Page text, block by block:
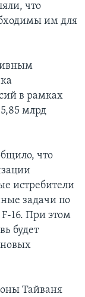
что
им для
в рамках
млрд
что
истребители
задачи по
16. При этом
будет
новых
Тайваня